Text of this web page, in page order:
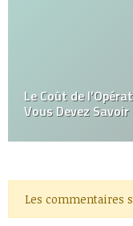
Le Coût de
Vous Devez Savoir
Les commentaires